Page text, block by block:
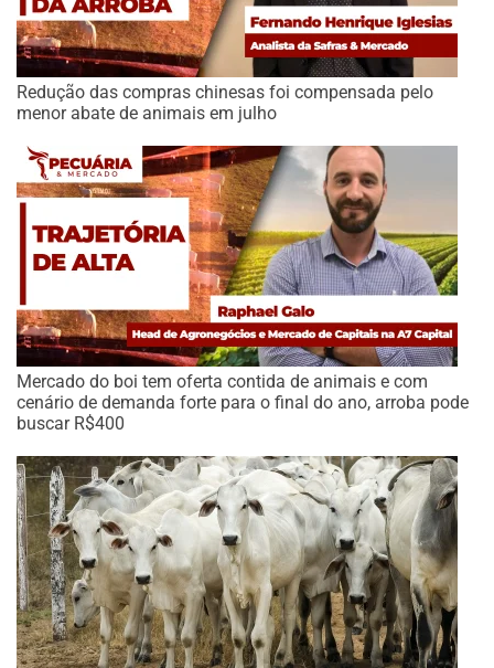
Redução das compras chinesas foi compensada pelo
menor abate de animais em julho
Mercado do boi tem oferta contida de animais e com
cenário de demanda forte para o final do ano, arroba pode
buscar R$400